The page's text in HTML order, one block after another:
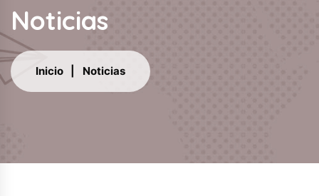
Noticias
Inicio Noticias